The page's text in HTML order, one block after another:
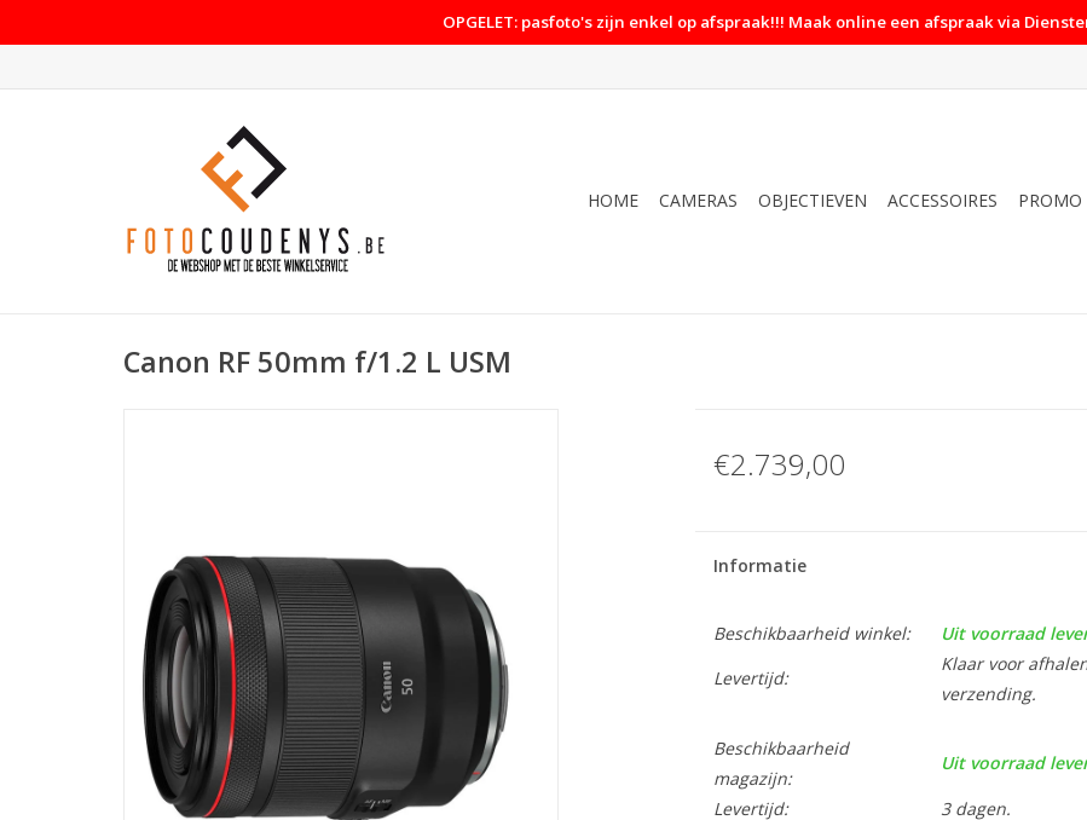
OPGELET: pasfoto's zijn enkel op afspraak!!! Maak online een afspraak via
HOME CAMERAS OBJECTIEVEN ACCESSOIRES PROMO
Canon RF 50mm f/1.2 L USM
€2.739,00
Informatie
Beschikbaarheid winkel:
Uit voorraad
Levertijd:
Klaar voor
verzending.
Beschikbaarheid
magazijn:
Uit voorraad
Levertijd:
3 dagen.